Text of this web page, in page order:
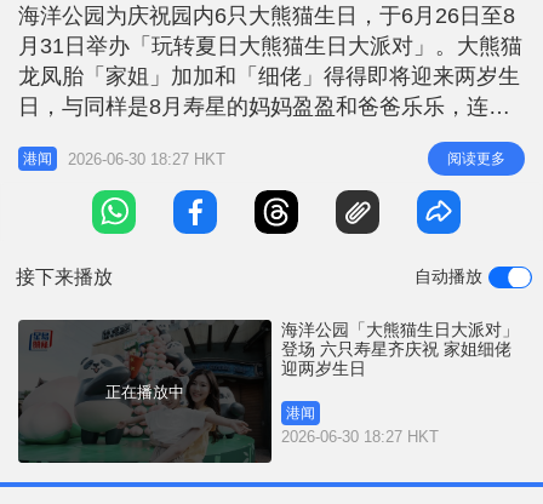
n
n
c
t
r
e
海洋公园为庆祝园内6只大熊猫生日，于6月26日至8
月31日举办「玩转夏日大熊猫生日大派对」。大熊猫
龙凤胎「家姐」加加和「细佬」得得即将迎来两岁生
日，与同样是8月寿星的妈妈盈盈和爸爸乐乐，连同
人气高企的6月之星安安和可可，与大家一齐庆祝。
公园带来一系列大熊猫主题活动，包括大熊猫生活点
滴、大熊猫粉丝应援交流区、Panda Friends萌友专
区，以及Panda Friends庆生玩水大本营等。园内亦
港闻 2026-06-30 18:27 HKT 阅读更多
接下来播放 自动播放
正在播放中
海洋公园「大熊猫生日大派对」
登场 六只寿星齐庆祝 家姐细佬
迎两岁生日
港闻
2026-06-30 18:27 HKT